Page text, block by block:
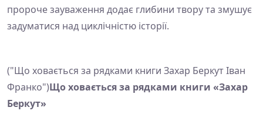
пророче зауваження додає глибини твору та змушує
задуматися над циклічністю історії.
("Що ховається за рядками книги Захар Беркут Іван
Франко")Що ховається за рядками книги «Захар
Беркут»